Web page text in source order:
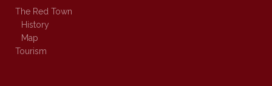
The Red Town
History
Map
Tourism